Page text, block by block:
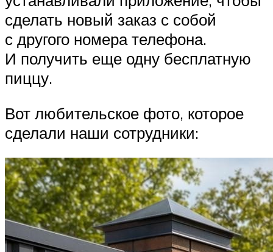
сделать новый заказ с собой
с другого номера телефона.
И получить еще одну бесплатную
пиццу.
Вот любительское фото, которое
сделали наши сотрудники: